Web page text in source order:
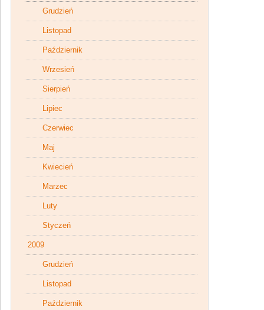
Grudzień
Listopad
Październik
Wrzesień
Sierpień
Lipiec
Czerwiec
Maj
Kwiecień
Marzec
Luty
Styczeń
2009
Grudzień
Listopad
Październik